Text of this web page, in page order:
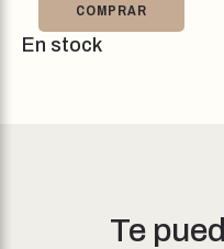
COMPRAR
En stock
Te